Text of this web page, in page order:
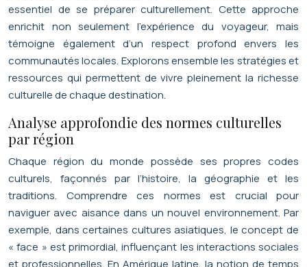
essentiel de se préparer culturellement. Cette approche
enrichit non seulement l’expérience du voyageur, mais
témoigne également d’un respect profond envers les
communautés locales. Explorons ensemble les stratégies et
ressources qui permettent de vivre pleinement la richesse
culturelle de chaque destination.
Analyse approfondie des normes culturelles
par région
Chaque région du monde possède ses propres codes
culturels, façonnés par l’histoire, la géographie et les
traditions. Comprendre ces normes est crucial pour
naviguer avec aisance dans un nouvel environnement. Par
exemple, dans certaines cultures asiatiques, le concept de
« face » est primordial, influençant les interactions sociales
et professionnelles. En Amérique latine, la notion de temps